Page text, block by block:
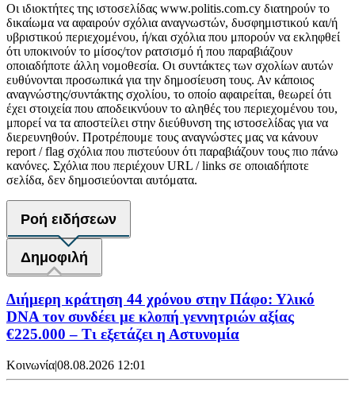
Οι ιδιοκτήτες της ιστοσελίδας www.politis.com.cy διατηρούν το
δικαίωμα να αφαιρούν σχόλια αναγνωστών, δυσφημιστικού και/ή
υβριστικού περιεχομένου, ή/και σχόλια που μπορούν να εκληφθεί
ότι υποκινούν το μίσος/τον ρατσισμό ή που παραβιάζουν
οποιαδήποτε άλλη νομοθεσία. Οι συντάκτες των σχολίων αυτών
ευθύνονται προσωπικά για την δημοσίευση τους. Αν κάποιος
αναγνώστης/συντάκτης σχολίου, το οποίο αφαιρείται, θεωρεί ότι
έχει στοιχεία που αποδεικνύουν το αληθές του περιεχομένου του,
μπορεί να τα αποστείλει στην διεύθυνση της ιστοσελίδας για να
διερευνηθούν. Προτρέπουμε τους αναγνώστες μας να κάνουν
report / flag σχόλια που πιστεύουν ότι παραβιάζουν τους πιο πάνω
κανόνες. Σχόλια που περιέχουν URL / links σε οποιαδήποτε
σελίδα, δεν δημοσιεύονται αυτόματα.
Ροή ειδήσεων
Δημοφιλή
Διήμερη κράτηση 44 χρόνου στην Πάφο: Υλικό
DNA τον συνδέει με κλοπή γεννητριών αξίας
€225.000 – Τι εξετάζει η Αστυνομία
Κοινωνία|08.08.2026 12:01